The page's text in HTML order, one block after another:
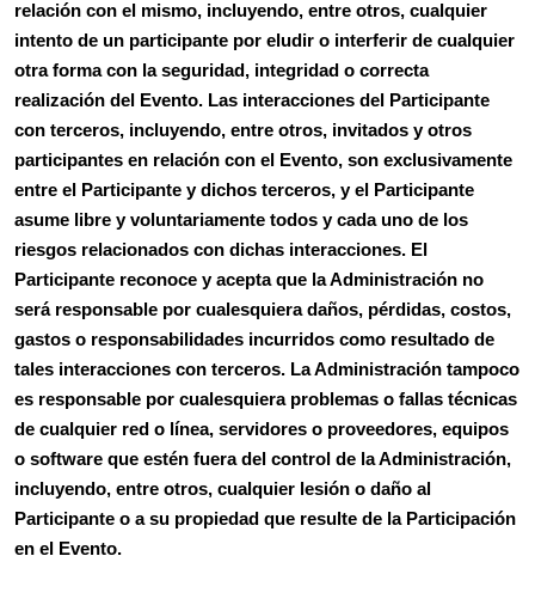
relación con el mismo, incluyendo, entre otros, cualquier
intento de un participante por eludir o interferir de cualquier
otra forma con la seguridad, integridad o correcta
realización del Evento. Las interacciones del Participante
con terceros, incluyendo, entre otros, invitados y otros
participantes en relación con el Evento, son exclusivamente
entre el Participante y dichos terceros, y el Participante
asume libre y voluntariamente todos y cada uno de los
riesgos relacionados con dichas interacciones. El
Participante reconoce y acepta que la Administración no
será responsable por cualesquiera daños, pérdidas, costos,
gastos o responsabilidades incurridos como resultado de
tales interacciones con terceros. La Administración tampoco
es responsable por cualesquiera problemas o fallas técnicas
de cualquier red o línea, servidores o proveedores, equipos
o software que estén fuera del control de la Administración,
incluyendo, entre otros, cualquier lesión o daño al
Participante o a su propiedad que resulte de la Participación
en el Evento.